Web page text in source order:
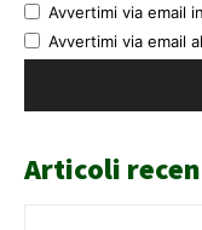
Avvertimi via email
Avvertimi via email
Articoli